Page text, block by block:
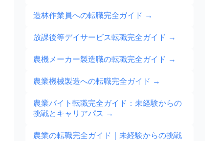
造林作業員への転職完全ガイド →
放課後等デイサービス転職完全ガイド →
農機メーカー製造職の転職完全ガイド →
農業機械製造への転職完全ガイド →
農業バイト転職完全ガイド：未経験からの
挑戦とキャリアパス →
農業の転職完全ガイド｜未経験からの挑戦